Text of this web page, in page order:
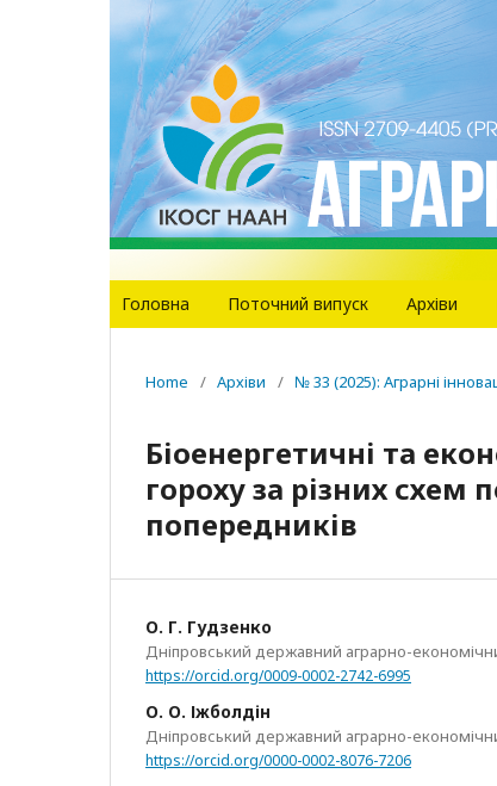
Головна Поточний випуск Архіви
Home / Архіви / № 33 (2025): Аграрні
Біоенергетичні та
гороху за різних схем
попередників
О. Г. Гудзенко
Дніпровський державний аграрно-
https://orcid.org/0009-0002-2742-6995
О. О. Іжболдін
Дніпровський державний аграрно-
https://orcid.org/0000-0002-8076-7206